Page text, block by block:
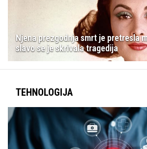
Njena prezgodnja smrt je pretresla
slavo se je skrivala tragedija
TEHNOLOGIJA